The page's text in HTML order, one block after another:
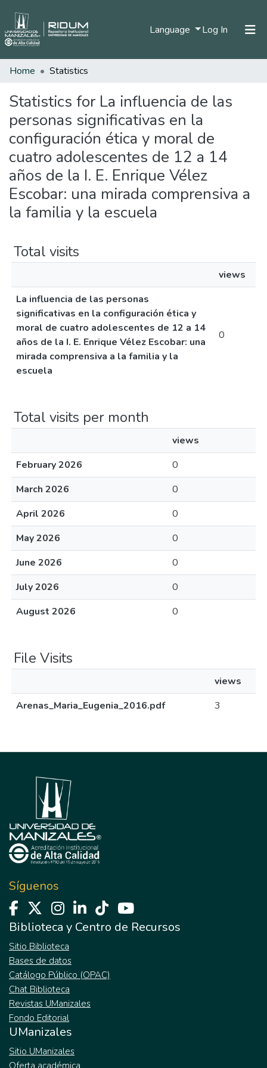
Language Log In (current)
Communities & Collections
All of DSpace
Home Statistics
Statistics for La influencia de las
personas significativas en la
configuración ética y moral de
cuatro adolescentes de 12 a 14
años de la I. E. Enrique Vélez
Escobar: una mirada comprensiva a
la familia y la escuela
Total visits
views
La influencia de las personas
significativas en la configuración ética y
moral de cuatro adolescentes de 12 a 14
años de la I. E. Enrique Vélez Escobar: una
mirada comprensiva a la familia y la
escuela
0
Total visits per month
views
February 2026
0
March 2026
0
April 2026
0
May 2026
0
June 2026
0
July 2026
0
August 2026
0
File Visits
views
Arenas_Maria_Eugenia_2016.pdf
3
Síguenos
Biblioteca y Centro de Recursos
Sitio Biblioteca
Bases de datos
Catálogo Público (OPAC)
Chat Biblioteca
Revistas UManizales
Fondo Editorial
UManizales
Sitio UManizales